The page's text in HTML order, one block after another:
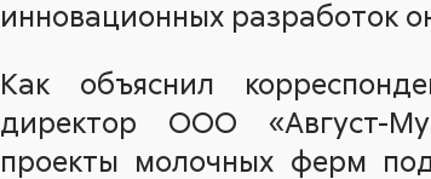
инновационных разработок
Как объяснил
директор ООО «Август-
проекты молочных ферм